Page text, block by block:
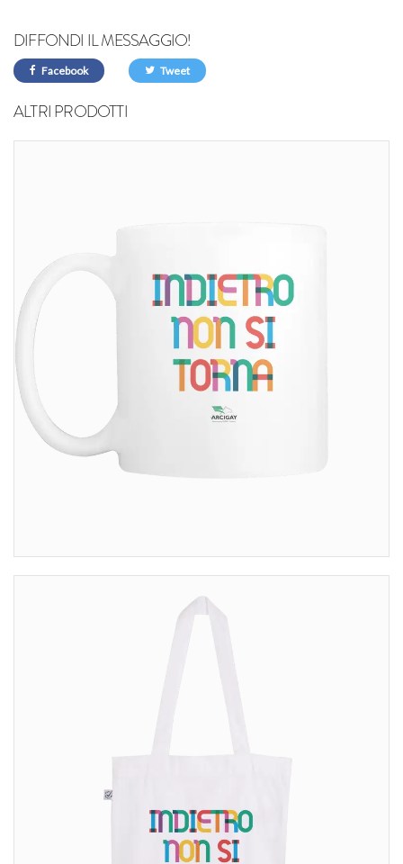
DIFFONDI IL MESSAGGIO!
Facebook Tweet
ALTRI PRODOTTI